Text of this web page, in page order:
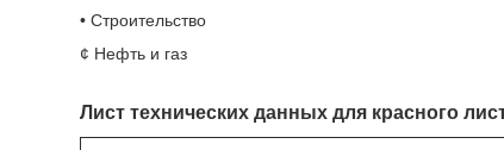
• Строительство
¢ Нефть и газ
Лист технических данных для красного